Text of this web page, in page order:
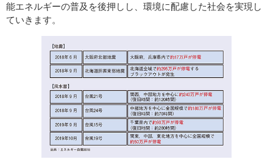
能エネルギーの普及を後押しし、環境に配慮した社会を実現し
ていきます。